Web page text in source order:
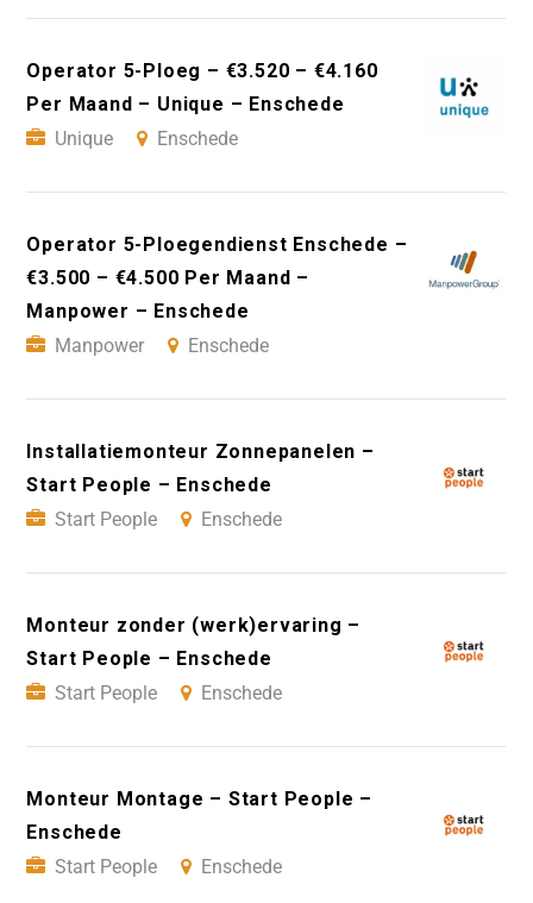
Operator 5-Ploeg – €3.520 – €4.160
Per Maand – Unique – Enschede
Unique
Enschede
Operator 5-Ploegendienst Enschede –
€3.500 – €4.500 Per Maand –
Manpower – Enschede
Manpower
Enschede
Installatiemonteur Zonnepanelen –
Start People – Enschede
Start People
Enschede
Monteur zonder (werk)ervaring –
Start People – Enschede
Start People
Enschede
Monteur Montage – Start People –
Enschede
Start People
Enschede